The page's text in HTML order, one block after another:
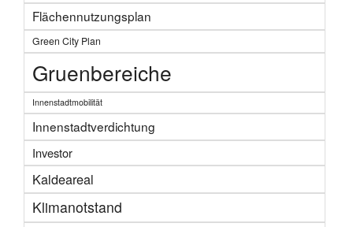
Flächennutzungsplan
Green City Plan
Gruenbereiche
Innenstadtmobilität
Innenstadtverdichtung
Investor
Kaldeareal
Klimanotstand